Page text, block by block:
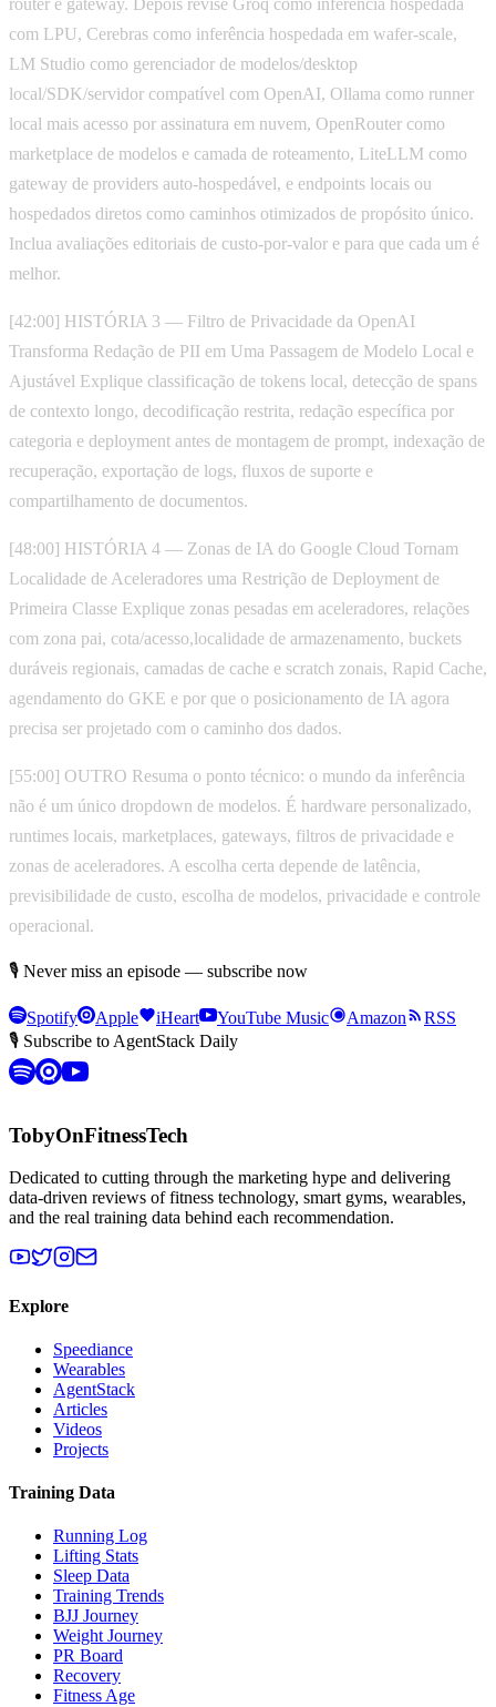
com LPU, Cerebras como inferência hospedada em wafer-scale,
LM Studio como gerenciador de modelos/desktop
local/SDK/servidor compatível com OpenAI, Ollama como runner
local mais acesso por assinatura em nuvem, OpenRouter como
marketplace de modelos e camada de roteamento, LiteLLM como
gateway de providers auto-hospedável, e endpoints locais ou
hospedados diretos como caminhos otimizados de propósito único.
Inclua avaliações editoriais de custo-por-valor e para que cada um é
melhor.
[42:00] HISTÓRIA 3 — Filtro de Privacidade da OpenAI
Transforma Redação de PII em Uma Passagem de Modelo Local e
Ajustável Explique classificação de tokens local, detecção de spans
de contexto longo, decodificação restrita, redação específica por
categoria e deployment antes de montagem de prompt, indexação de
recuperação, exportação de logs, fluxos de suporte e
compartilhamento de documentos.
[48:00] HISTÓRIA 4 — Zonas de IA do Google Cloud Tornam
Localidade de Aceleradores uma Restrição de Deployment de
Primeira Classe Explique zonas pesadas em aceleradores, relações
com zona pai, cota/acesso,localidade de armazenamento, buckets
duráveis regionais, camadas de cache e scratch zonais, Rapid Cache,
agendamento do GKE e por que o posicionamento de IA agora
precisa ser projetado com o caminho dos dados.
[55:00] OUTRO Resuma o ponto técnico: o mundo da inferência
não é um único dropdown de modelos. É hardware personalizado,
runtimes locais, marketplaces, gateways, filtros de privacidade e
zonas de aceleradores. A escolha certa depende de latência,
previsibilidade de custo, escolha de modelos, privacidade e controle
operacional.
🎙 Never miss an episode — subscribe now
Spotify Apple iHeart YouTube Music Amazon
RSS
🎙 Subscribe to AgentStack Daily
TobyOnFitnessTech
Dedicated to cutting through the marketing hype and delivering
data-driven reviews of fitness technology, smart gyms, wearables,
and the real training data behind each recommendation.
Explore
Speediance
Wearables
AgentStack
Articles
Videos
Projects
Training Data
Running Log
Lifting Stats
Sleep Data
Training Trends
BJJ Journey
Weight Journey
PR Board
Recovery
Fitness Age